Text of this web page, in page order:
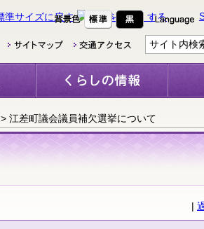
> 江差町議会議員補欠選挙について
|